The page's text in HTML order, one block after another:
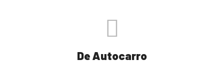
De Autocarro